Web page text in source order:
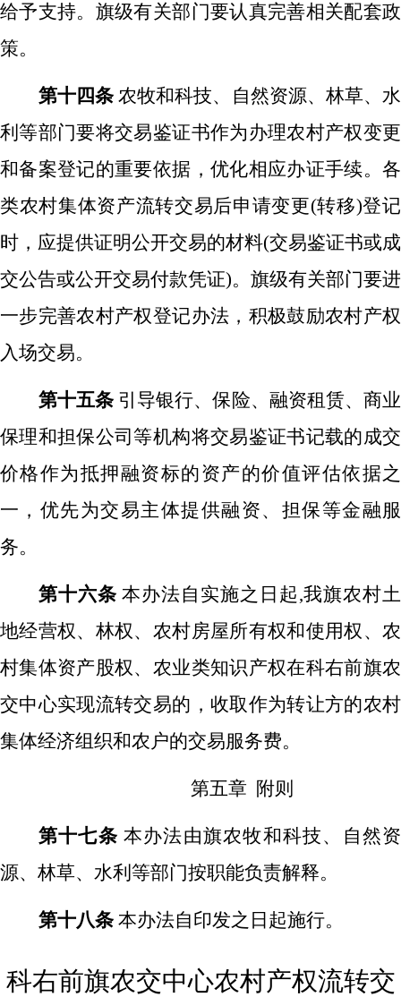
给予支持。旗级有关部门要认真完善相关配套政
策。
第十四条 农牧和科技、自然资源、林草、水
利等部门要将交易鉴证书作为办理农村产权变更
和备案登记的重要依据，优化相应办证手续。各
类农村集体资产流转交易后申请变更(转移)登记
时，应提供证明公开交易的材料(交易鉴证书或成
交公告或公开交易付款凭证)。旗级有关部门要进
一步完善农村产权登记办法，积极鼓励农村产权
入场交易。
第十五条 引导银行、保险、融资租赁、商业
保理和担保公司等机构将交易鉴证书记载的成交
价格作为抵押融资标的资产的价值评估依据之
一，优先为交易主体提供融资、担保等金融服
务。
第十六条 本办法自实施之日起,我旗农村土
地经营权、林权、农村房屋所有权和使用权、农
村集体资产股权、农业类知识产权在科右前旗农
交中心实现流转交易的，收取作为转让方的农村
集体经济组织和农户的交易服务费。
第五章 附则
第十七条 本办法由旗农牧和科技、自然资
源、林草、水利等部门按职能负责解释。
第十八条 本办法自印发之日起施行。
科右前旗农交中心农村产权流转交